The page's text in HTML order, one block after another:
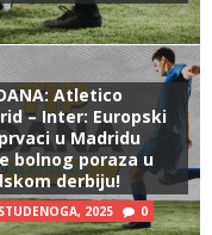
Atletico
– Inter: Europski
u Madridu
bolnog poraza u
derbiju!
2025 0